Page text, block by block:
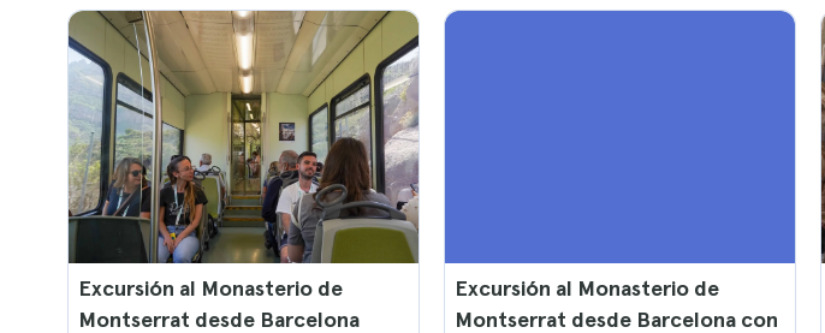
Excursión al Monasterio de
Montserrat desde Barcelona
Excursión al Monasterio de
Montserrat desde Barcelona con